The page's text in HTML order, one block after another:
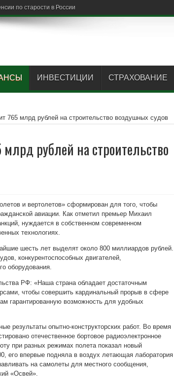
ИНВЕСТИЦИИ СТРАХОВАНИЕ
765 млрд рублей на строительство воздушных судов
рублей на строительство
и вертолетов» сформирован для того, чтобы
авиации. Как отметил премьер Михаил
нуждается в собственном современном
технологиях.
шесть лет выделят около 800 миллиардов рублей.
конкурентоспособных двигателей,
оборудования.
РФ: «Наша страна обладает достаточным
чтобы совершить кардинальный прорыв в сфере
гарантированную возможность для удобных
результаты опытно-конструкторских работ. Во время
отечественное бортовое радиоэлектронное
при разных режимах полета показал новый
его впервые подняла в воздух летающая лаборатория
на самолеты для местного сообщения,
«Освей».